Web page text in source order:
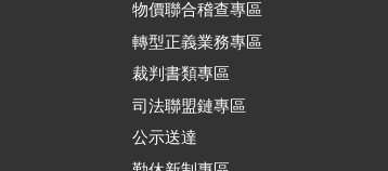
物價聯合稽查專區
轉型正義業務專區
裁判書類專區
司法聯盟鏈專區
公示送達